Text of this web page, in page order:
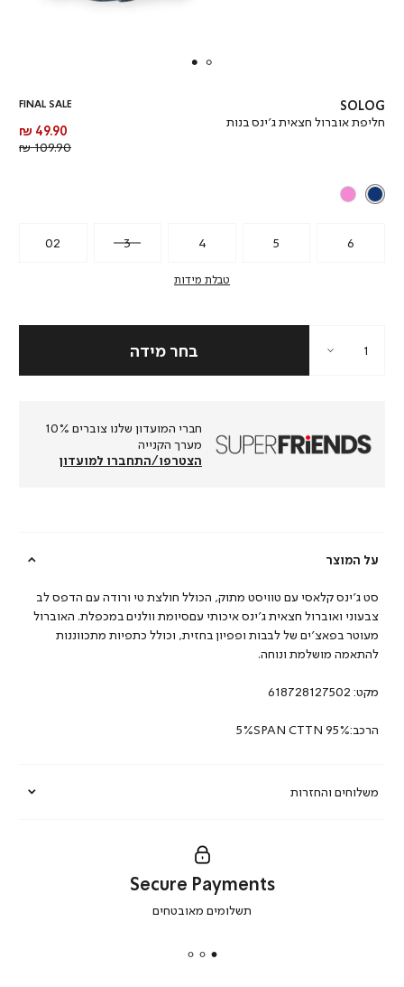
SOLOG
חליפת אוברול חצאית ג’ינס בנות
FINAL SALE
מחיר
מוצר
49.90 ₪
109.90 ₪
02 3 4 5 6
טבלת מידות
חברי המועדון שלנו צוברים 10%
מערך הקנייה
הצטרפו/התחברו למועדון
על המוצר
משלוחים והחזרות
סט ג’ינס קלאסי עם טוויסט מתוק, הכולל חולצת טי ורודה עם הדפס לב
צבעוני ואוברול חצאית ג’ינס איכותי עםסיומת וולנים במכפלת. האוברול
מעוטר בפאצ’ים של לבבות ופפיון בחזית, וכולל כתפיות מתכווננות
להתאמה מושלמת ונוחה.
מקט: 618728127502
הרכב:5%SPAN CTTN 95%
secure
Secure Payments
תשלומים מאובטחים